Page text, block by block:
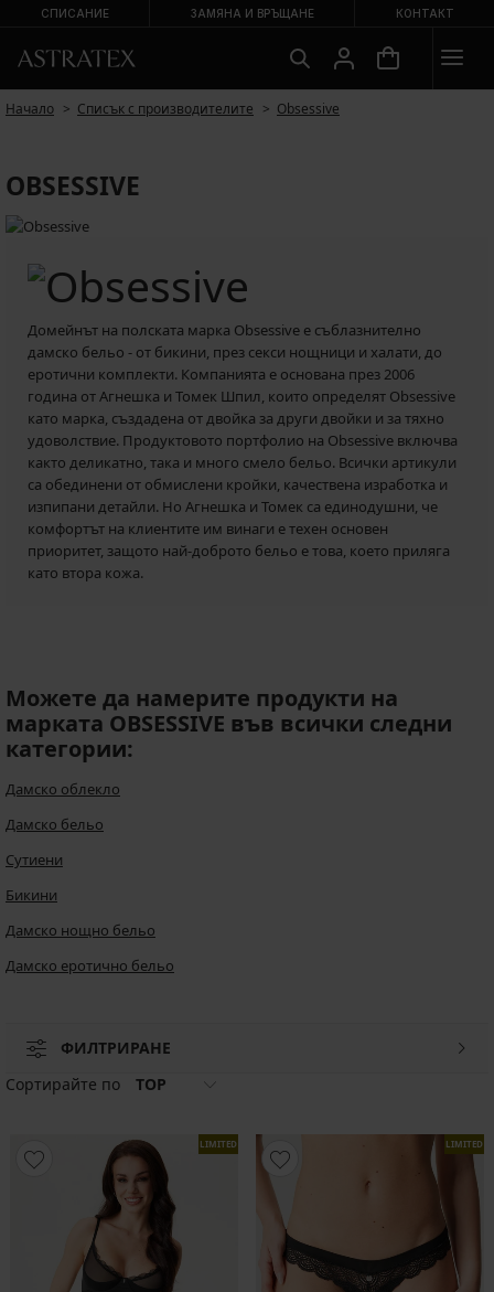
СПИСАНИЕ ЗАМЯНА И ВРЪЩАНЕ КОНТАКТ
Начало Списък с производителите Obsessive
OBSESSIVE
Домейнът на полската марка Obsessive е съблазнително
дамско бельо - от бикини, през секси нощници и халати, до
еротични комплекти. Компанията е основана през 2006
година от Агнешка и Томек Шпил, които определят Obsessive
като марка, създадена от двойка за други двойки и за тяхно
удоволствие. Продуктовото портфолио на Obsessive включва
както деликатно, така и много смело бельо. Всички артикули
са обединени от обмислени кройки, качествена изработка и
изпипани детайли. Но Агнешка и Томек са единодушни, че
комфортът на клиентите им винаги е техен основен
приоритет, защото най-доброто бельо е това, което приляга
като втора кожа.
Можете да намерите продукти на
марката OBSESSIVE във всички следни
категории:
Дамско облекло
Дамско бельо
Сутиени
Бикини
Дамско нощно бельо
Дамско еротично бельо
ФИЛТРИРАНЕ
Сортирайте по
TOP
LIMITED LIMITED